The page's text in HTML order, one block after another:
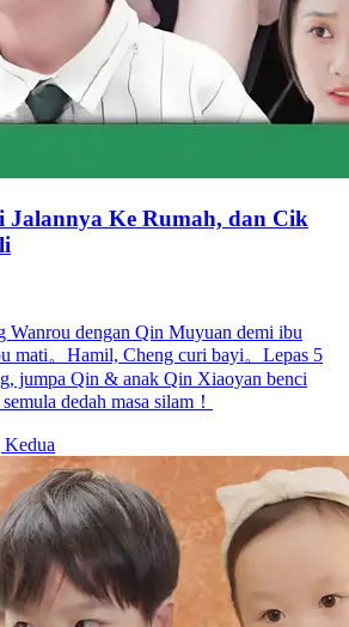
Jalannya Ke Rumah, dan Cik
Wanrou dengan Qin Muyuan demi ibu
mati。Hamil, Cheng curi bayi。Lepas 5
jumpa Qin & anak Qin Xiaoyan benci
dedah masa silam！
Kedua